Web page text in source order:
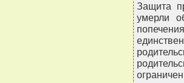
Защита
умерли